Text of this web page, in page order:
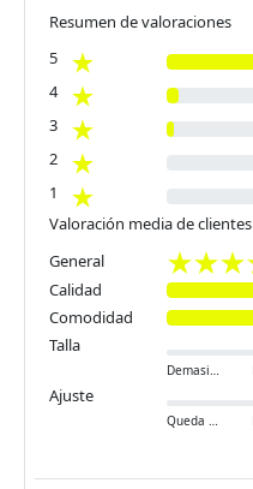
Resumen de valoraciones
5
4
3
2
1
Valoración media de clientes
General
Calidad
Comodidad
Talla
Demasiado pequeño
Ajuste
Queda ajustado